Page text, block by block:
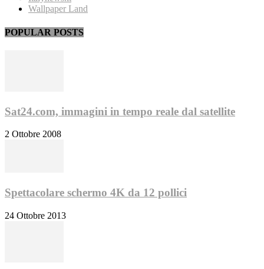
Wallpaper Land
POPULAR POSTS
Sat24.com, immagini in tempo reale dal satellite
2 Ottobre 2008
Spettacolare schermo 4K da 12 pollici
24 Ottobre 2013